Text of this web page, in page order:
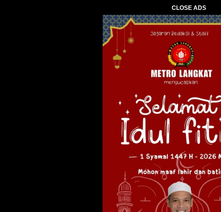
CLOSE ADS